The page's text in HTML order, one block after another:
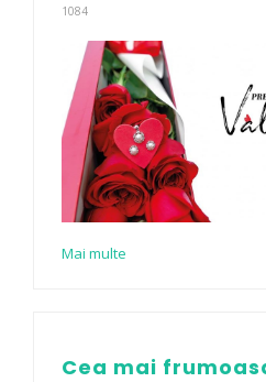
1084
Mai multe
Cea mai